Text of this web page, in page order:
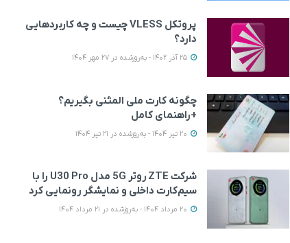
پروتکل VLESS چیست و چه کاربردهایی
دارد؟
چگونه کارت ملی المثنی بگیریم؟
+راهنمای کامل
شرکت ZTE روتر 5G مدل U30 Pro را با
سیم‌کارت داخلی و نمایشگر رونمایی کرد